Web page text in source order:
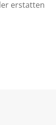
erstatten